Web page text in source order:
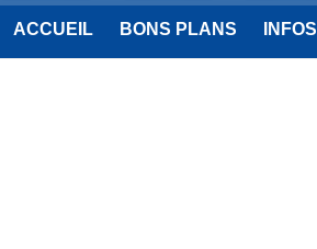
ACCUEIL BONS PLANS INFOS